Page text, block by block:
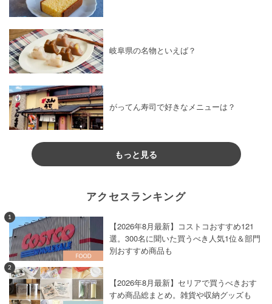
岐阜県の名物といえば？
がってん寿司で好きなメニューは？
もっと見る
アクセスランキング
1
【2026年8月最新】コストコおすすめ121
選。300名に聞いた買うべき人気1位＆部門
別おすすめ商品も
2
【2026年8月最新】セリアで買うべきおす
すめ商品総まとめ。雑貨や収納グッズも